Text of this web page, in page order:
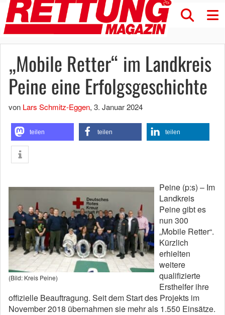
„Mobile Retter“ im Landkreis
Peine eine Erfolgsgeschichte
von Lars Schmitz-Eggen, 3. Januar 2024
teilen teilen teilen
(Bild: Kreis Peine)
Peine (p:s) – Im
Landkreis
Peine gibt es
nun 300
„Mobile Retter“.
Kürzlich
erhielten
weitere
qualifizierte
Ersthelfer ihre
offizielle Beauftragung. Seit dem Start des Projekts im
November 2018 übernahmen sie mehr als 1.550 Einsätze.